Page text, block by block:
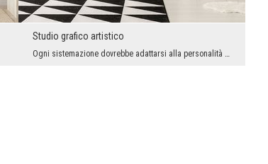
Studio grafico artistico
Ogni sistemazione dovrebbe adattarsi alla personalità dell'inquilino, riflettere il suo temperame...